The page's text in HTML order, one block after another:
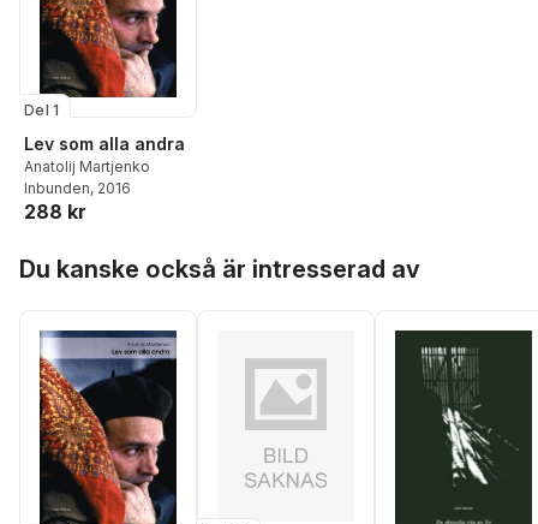
Del 1
Lev som alla andra
Anatolij Martjenko
Inbunden, 2016
288 kr
Du kanske också är intresserad av